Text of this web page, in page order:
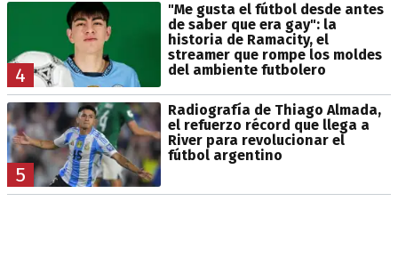
4
"Me gusta el fútbol desde antes
de saber que era gay": la
historia de Ramacity, el
streamer que rompe los moldes
del ambiente futbolero
5
Radiografía de Thiago Almada,
el refuerzo récord que llega a
River para revolucionar el
fútbol argentino